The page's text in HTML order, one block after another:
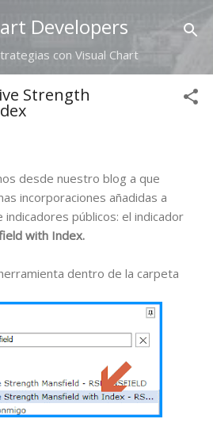
principal
Developers
con Visual Chart
Strength
desde nuestro blog a que
incorporaciones añadidas a
públicos: el indicador
with Index.
dentro de la carpeta